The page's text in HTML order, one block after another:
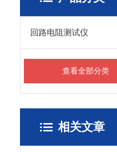
回路电阻测试仪
查看全部分类
相关文章